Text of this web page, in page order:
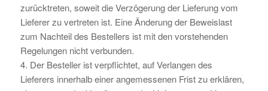
zurücktreten, soweit die Verzögerung der Lieferung vom
Lieferer zu vertreten ist. Eine Änderung der Beweislast
zum Nachteil des Bestellers ist mit den vorstehenden
Regelungen nicht verbunden.
4. Der Besteller ist verpflichtet, auf Verlangen des
Lieferers innerhalb einer angemessenen Frist zu erklären,